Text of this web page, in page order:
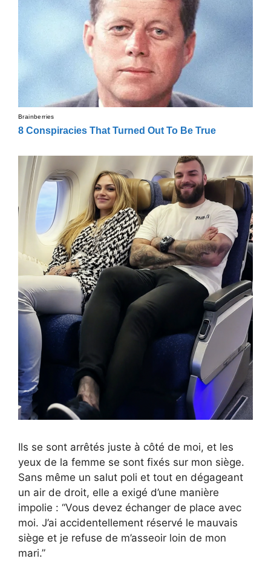
Ils se sont arrêtés juste à côté de moi, et les
yeux de la femme se sont fixés sur mon siège.
Sans même un salut poli et tout en dégageant
un air de droit, elle a exigé d’une manière
impolie : “Vous devez échanger de place avec
moi. J’ai accidentellement réservé le mauvais
siège et je refuse de m’asseoir loin de mon
mari.”